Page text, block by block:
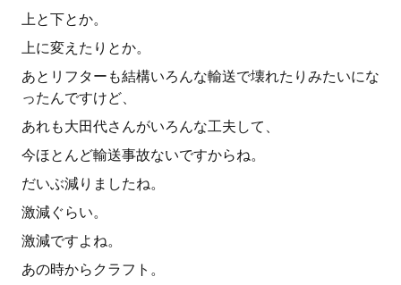
上と下とか。
上に変えたりとか。
あとリフターも結構いろんな輸送で壊れたりみたいにな
ったんですけど、
あれも大田代さんがいろんな工夫して、
今ほとんど輸送事故ないですからね。
だいぶ減りましたね。
激減ぐらい。
激減ですよね。
あの時からクラフト。